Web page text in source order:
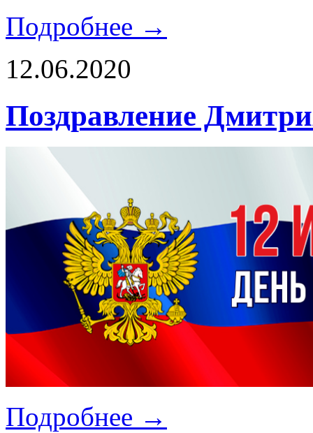
Подробнее →
12.06.2020
Поздравление
Подробнее →